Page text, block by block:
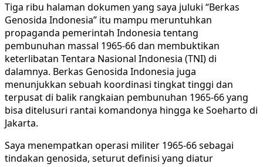
Tiga ribu halaman dokumen yang saya juluki “Berkas
Genosida Indonesia” itu mampu meruntuhkan
propaganda pemerintah Indonesia tentang
pembunuhan massal 1965-66 dan membuktikan
keterlibatan Tentara Nasional Indonesia (TNI) di
dalamnya. Berkas Genosida Indonesia juga
menunjukkan sebuah koordinasi tingkat tinggi dan
terpusat di balik rangkaian pembunuhan 1965-66 yang
bisa ditelusuri rantai komandonya hingga ke Soeharto di
Jakarta.
Saya menempatkan operasi militer 1965-66 sebagai
tindakan genosida, seturut definisi yang diatur